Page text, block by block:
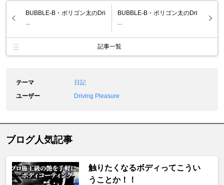
BUBBLE-B・ポリゴン太のDri
...
BUBBLE-B・ポリゴン太のDri
...
記事一覧
テーマ
日記
ユーザー
Driving Pleasure
ブログ人気記事
触りたくなるボディってこうい
うことか！！